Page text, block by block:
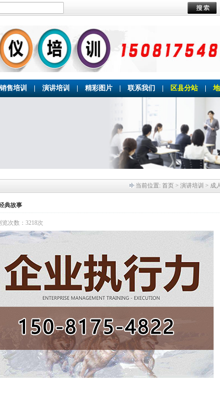
销售培训 演讲培训 精彩图片 联系我们 区县分站
当前位置: 首页 > 演讲培训 > 成
典故事
览次数：3218次